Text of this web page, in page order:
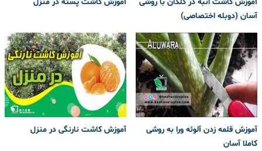
آسان (دوبله اختصاصی)
آموزش قلمه زدن آلوئه ورا به روشی
کاملا آسان
آموزش کاشت نارنگی در منزل